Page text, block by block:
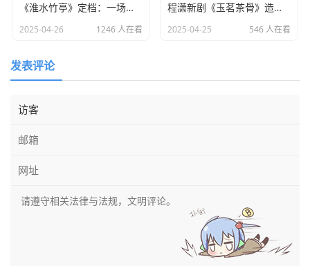
《淮水竹亭》定档：一场东方美学与宿命之恋的双重盛宴​
2025-04-26 1246 人在看
程潇新剧《玉茗茶骨》造型引热议：灵动少女却略显老态
2025-04-25 546 人在看
发表评论